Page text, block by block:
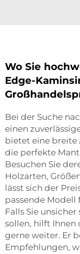
Wo Sie
Edge-
Bei der Suche
einen
bietet eine breite
die perfekte
Besuchen Sie
Holzarten,
lässt sich der
passende
Falls Sie
sollen, hilft Ihnen
gerne weiter. Er
Empfehlungen,